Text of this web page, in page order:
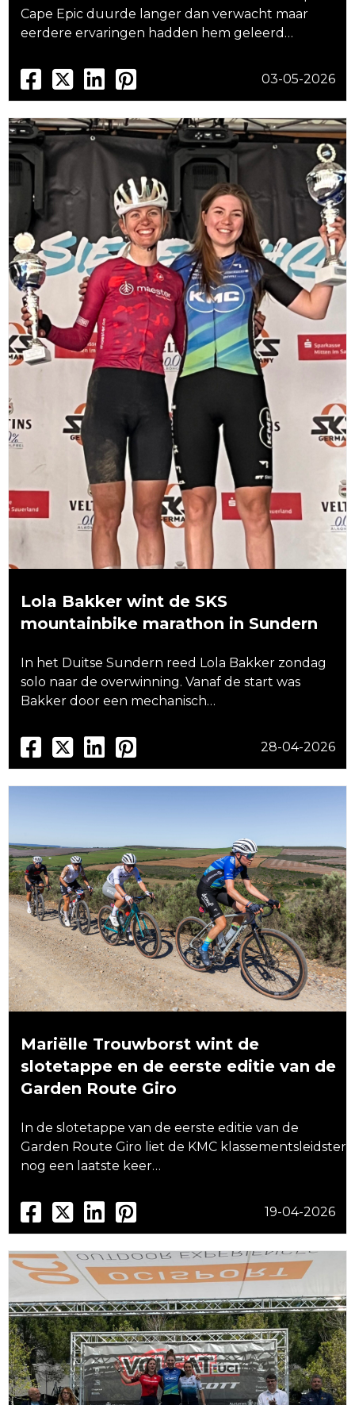
Cape Epic duurde langer dan verwacht maar
eerdere ervaringen hadden hem geleerd…
03-05-2026
Lola Bakker wint de SKS
mountainbike marathon in Sundern
In het Duitse Sundern reed Lola Bakker zondag
solo naar de overwinning. Vanaf de start was
Bakker door een mechanisch…
28-04-2026
Mariëlle Trouwborst wint de
slotetappe en de eerste editie van de
Garden Route Giro
In de slotetappe van de eerste editie van de
Garden Route Giro liet de KMC klassementsleidster
nog een laatste keer…
19-04-2026